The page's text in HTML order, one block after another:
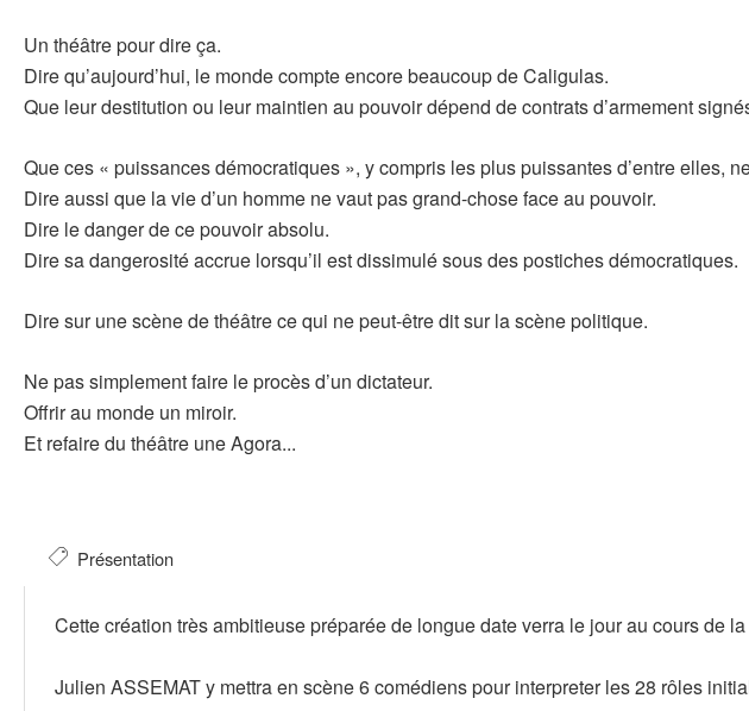
Un théâtre pour dire ça.
Dire qu’aujourd’hui, le monde compte encore beaucoup de Caligulas.
Que leur destitution ou leur maintien au pouvoir dépend de contrats d’armement
Que ces « puissances démocratiques », y compris les plus puissantes d’entre elles,
Dire aussi que la vie d’un homme ne vaut pas grand-chose face au pouvoir.
Dire le danger de ce pouvoir absolu.
Dire sa dangerosité accrue lorsqu’il est dissimulé sous des postiches démocratiques.
Dire sur une scène de théâtre ce qui ne peut-être dit sur la scène politique.
Ne pas simplement faire le procès d’un dictateur.
Offrir au monde un miroir.
Et refaire du théâtre une Agora...
Présentation
Cette création très ambitieuse préparée de longue date verra le jour au cours de
Julien ASSEMAT y mettra en scène 6 comédiens pour interpreter les 28 rôles